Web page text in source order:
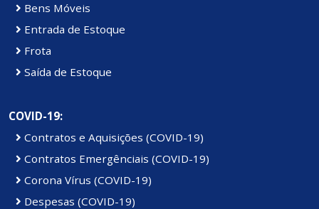
Bens Móveis
Entrada de Estoque
Frota
Saída de Estoque
COVID-19:
Contratos e Aquisições (COVID-19)
Contratos Emergênciais (COVID-19)
Corona Vírus (COVID-19)
Despesas (COVID-19)